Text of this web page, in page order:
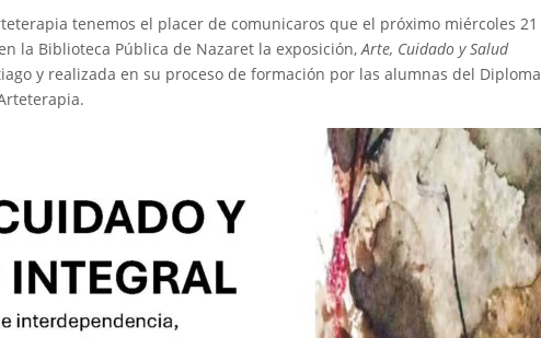
tenemos el placer de comunicaros que el próximo miércoles 21
la Biblioteca Pública de Nazaret la exposición,Arte, Cuidado y Salud
y realizada en su proceso de formación por las alumnas del Diploma